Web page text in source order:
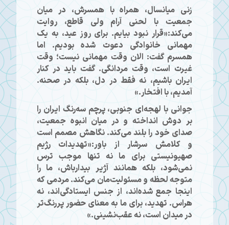
زنی میانسال، همراه با همسرش، در میان
جمعیت با لحنی آرام ولی قاطع، روایت
می‌کند:«قرار نبود بیایم. برای روز عید، به یک
مهمانی خانوادگی دعوت شده بودیم. اما
همسرم گفت: الان وقت مهمانی نیست؛ وقت
غیرت است، وقت مردانگی. گفت باید در کنار
ایران باشیم، نه فقط در دل، بلکه در صحنه.
آمدیم، با افتخار.»
جوانی با لهجه‌ای جنوبی، پرچم سه‌رنگ ایران را
بر دوش انداخته و در میان انبوه جمعیت،
صدای خود را بلند می‌کند. نگاهش مصمم است
و کلامش سرشار از باور:«تهدیدات رژیم
صهیونیستی برای ما نه‌ تنها موجب ترس
نمی‌شود، بلکه همانند آژیر بیدارباش، ما را
متوجه لحظه و مسئولیت‌مان می‌کند. مردمی که
اینجا جمع شده‌اند، از جنس ایستادگی‌اند، نه
هراس. تهدید، برای ما به معنای حضور پررنگ‌تر
در میدان است، نه عقب‌نشینی.»